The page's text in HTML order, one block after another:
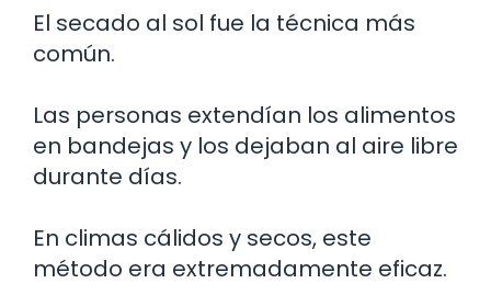
El secado al sol fue la técnica más
común.
Las personas extendían los alimentos
en bandejas y los dejaban al aire libre
durante días.
En climas cálidos y secos, este
método era extremadamente eficaz.